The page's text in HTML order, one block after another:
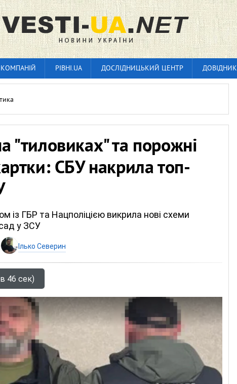
РІВНІ.UA ДОСЛІДНИЦЬКИЙ ЦЕНТР ДОВІДНИК
"тиловиках" та порожні
СБУ накрила топ-
із ГБР та Нацполіцією викрила нові схеми
у ЗСУ
Ілько Северин
46 сек)